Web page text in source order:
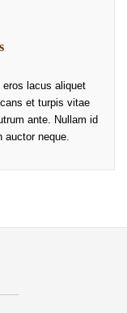
lacus aliquet
et turpis vitae
ante. Nullam id
neque.